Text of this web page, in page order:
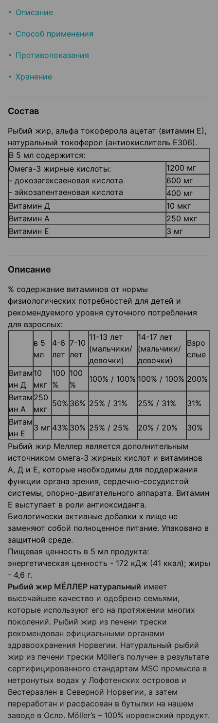
Описание
Способ применения
Противопоказания
Хранение
Состав
Рыбий жир, альфа токоферола ацетат (витамин Е),
натуральный токоферол (антиокислитель Е306).
В 5 мл содержится:
Омега-3 жирные кислоты:
- докозагексаеновая кислота
- эйкозапентаеновая кислота
1200 мг
600 мг
400 мг
Витамин Д
10 мкг
Витамин А
250 мкг
Витамин Е
3 мг
Описание
% содержание витаминов от нормы
физиологических потребностей для детей и
рекомендуемого уровня суточного потребления
для взрослых:
в 5
мл
4-6
лет
7-10
лет
11-13 лет
(мальчики/
девочки)
14-17 лет
(мальчики/
девочки)
Взро
слые
Витам
ин Д
10
мкг
100
%
100
%
100% / 100% 100% / 100% 200%
Витам
ин А
250
мкг
50% 36% 25% / 31% 25% / 31%
31%
Витам
ин Е
3 мг 43% 30% 25% / 25% 20% / 20%
30%
Рыбий жир Меллер является дополнительным
источником омега-3 жирных кислот и витаминов
А, Д и Е, которые необходимы для поддержания
функции органа зрения, сердечно-сосудистой
системы, опорно-двигательного аппарата. Витамин
Е выступает в роли антиоксиданта.
Биологически активные добавки к пище не
заменяют собой полноценное питание. Упаковано в
защитной среде.
Пищевая ценность в 5 мл продукта:
энергетическая ценность - 172 кДж (41 ккал); жиры
- 4,6 г.
Рыбий жир МЁЛЛЕР натуральный имеет
высочайшее качество и одобрено семьями,
которые используют его на протяжении многих
поколений. Рыбий жир из печени трески
рекомендован официальными органами
здравоохранения Норвегии. Натуральный рыбий
жир из печени трески Möller’s получен в результате
сертифицированного стандартам MSC промысла в
нетронутых водах у Лофотенских островов и
Вестераален в Северной Норвегии, а затем
переработан и расфасован в бутылки на нашем
заводе в Осло. Möller’s – 100% норвежский продукт.